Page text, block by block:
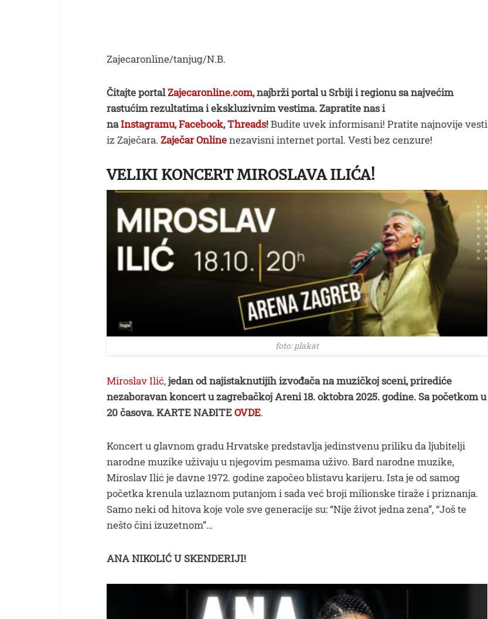
Zajecaronline/tanjug/N.B.
Čitajte portalZajecaronline.com,najbrži portal u Srbiji i regionu sa najvećim
rastućim rezultatima i ekskluzivnim vestima. Zapratite nas i
naInstagramu,Facebook,Threads!Budite uvek informisani! Pratite najnovije vesti
iz Zaječara. Zaječar Onlinenezavisni internet portal. Vesti bez cenzure!
VELIKI KONCERT MIROSLAVA ILIĆA!
foto: plakat
Miroslav Ilić,jedan od najistaknutijih izvođača na muzičkoj sceni, prirediće
nezaboravan koncert u zagrebačkoj Areni 18. oktobra 2025. godine. Sa početkom u
20 časova.KARTE NAĐITEOVDE.
Koncert u glavnom gradu Hrvatske predstavlja jedinstvenu priliku da ljubitelji
narodne muzike uživaju u njegovim pesmama uživo. Bard narodne muzike,
Miroslav Ilić je davne 1972. godine započeo blistavu karijeru. Ista je od samog
početka krenula uzlaznom putanjom i sada već broji milionske tiraže i priznanja.
Samo neki od hitova koje vole sve generacije su: “Nije život jedna zena”, “Još te
nešto čini izuzetnom”…
ANA NIKOLIĆ U SKENDERIJI!